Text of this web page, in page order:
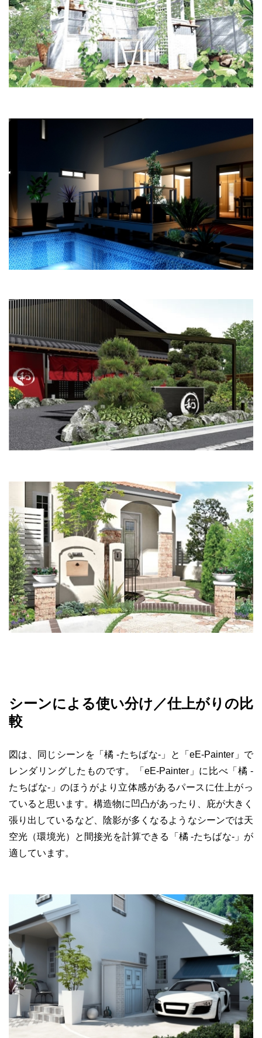
シーンによる使い分け／仕上がりの比
較
図は、同じシーンを「橘 -たちばな-」と「eE-Painter」で
レンダリングしたものです。「eE-Painter」に比べ「橘 -
たちばな-」のほうがより立体感があるパースに仕上がっ
ていると思います。構造物に凹凸があったり、庇が大きく
張り出しているなど、陰影が多くなるようなシーンでは天
空光（環境光）と間接光を計算できる「橘 -たちばな-」が
適しています。